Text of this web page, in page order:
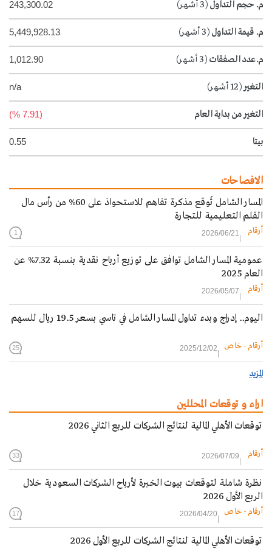
م. حجم التداول (3 أشهر) 243,300.02
م. قيمة التداول (3 أشهر) 5,449,928.13
م.عدد الصفقات (3 أشهر) 1,012.90
التغير(12 أشهر) n/a
التغير من بداية العام (7.91 %)
بيتا 0.55
الافصاحات
المسار الشامل تُوقع مذكرة تفاهم للاستحواذ على 60% من رأس مال
القلم التعليمية للتجارة
أرقام 2026/06/21
1
عمومية المسار الشامل توافق على توزيع أرباح نقدية بنسبة 7.32% عن
العام 2025
أرقام 2026/05/07
اليوم.. إدراج وبدء تداول المسار الشامل في تاسي بسعر 19.5 ريال للسهم
أرقام - خاص 2025/12/02
25
المزيد
اراء و توقعات المحللين
توقعات الأهلي المالية لنتائج الشركات للربع الثاني 2026
أرقام 2026/07/09
33
نظرة شاملة لتوقعات بيوت الخبرة لأرباح الشركات السعودية خلال
الربع الأول 2026
أرقام - خاص 2026/04/20
17
توقعات الأهلي المالية لنتائج الشركات للربع الأول 2026